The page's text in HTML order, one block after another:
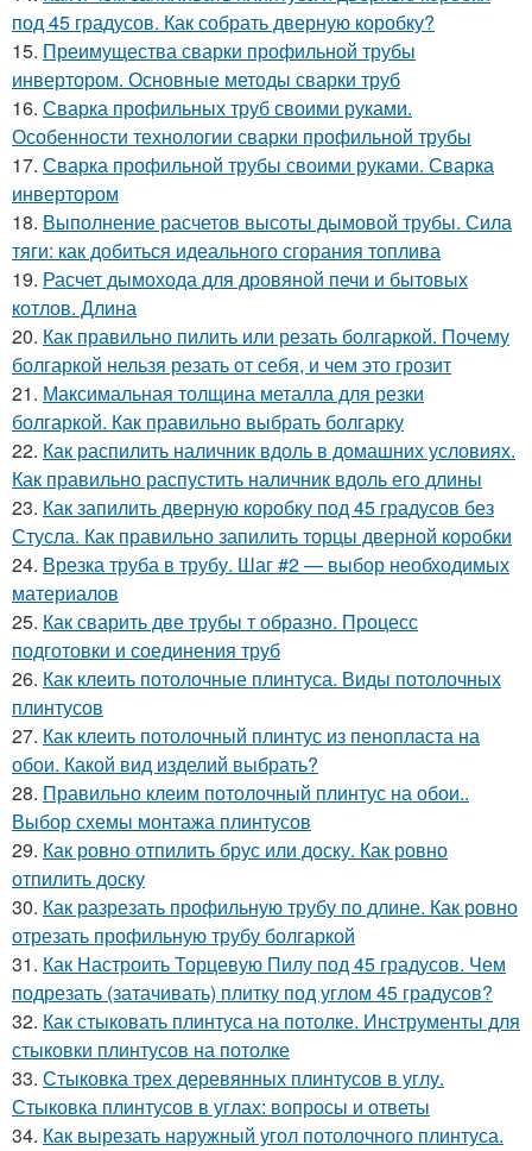
под 45 градусов. Как собрать дверную коробку?
15. Преимущества сварки профильной трубы
инвертором. Основные методы сварки труб
16. Сварка профильных труб своими руками.
Особенности технологии сварки профильной трубы
17. Сварка профильной трубы своими руками. Сварка
инвертором
18. Выполнение расчетов высоты дымовой трубы. Сила
тяги: как добиться идеального сгорания топлива
19. Расчет дымохода для дровяной печи и бытовых
котлов. Длина
20. Как правильно пилить или резать болгаркой. Почему
болгаркой нельзя резать от себя, и чем это грозит
21. Максимальная толщина металла для резки
болгаркой. Как правильно выбрать болгарку
22. Как распилить наличник вдоль в домашних условиях.
Как правильно распустить наличник вдоль его длины
23. Как запилить дверную коробку под 45 градусов без
Стусла. Как правильно запилить торцы дверной коробки
24. Врезка труба в трубу. Шаг #2 — выбор необходимых
материалов
25. Как сварить две трубы т образно. Процесс
подготовки и соединения труб
26. Как клеить потолочные плинтуса. Виды потолочных
плинтусов
27. Как клеить потолочный плинтус из пенопласта на
обои. Какой вид изделий выбрать?
28. Правильно клеим потолочный плинтус на обои..
Выбор схемы монтажа плинтусов
29. Как ровно отпилить брус или доску. Как ровно
отпилить доску
30. Как разрезать профильную трубу по длине. Как ровно
отрезать профильную трубу болгаркой
31. Как Настроить Торцевую Пилу под 45 градусов. Чем
подрезать (затачивать) плитку под углом 45 градусов?
32. Как стыковать плинтуса на потолке. Инструменты для
стыковки плинтусов на потолке
33. Стыковка трех деревянных плинтусов в углу.
Стыковка плинтусов в углах: вопросы и ответы
34. Как вырезать наружный угол потолочного плинтуса.